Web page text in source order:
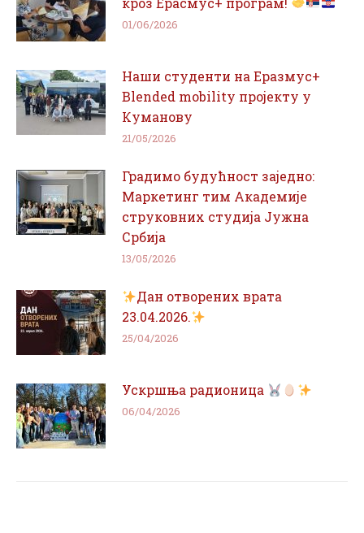
01/06/2026
Наши студенти на Еразмус+
Blended mobility пројекту у
Куманову
21/05/2026
Градимо будућност заједно:
Маркетинг тим Академије
струковних студија Јужна
Србија
13/05/2026
Дан отворених врата
23.04.2026.
25/04/2026
Ускршња радионица
06/04/2026